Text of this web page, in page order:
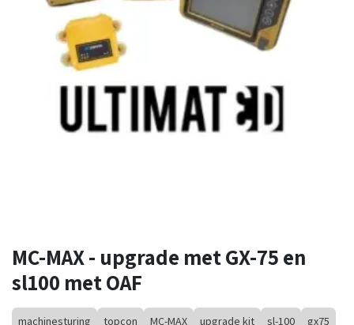
MC-MAX - upgrade met GX-75 en
sl100 met OAF
machinesturing topcon MC-MAX upgrade kit sl-100 gx75